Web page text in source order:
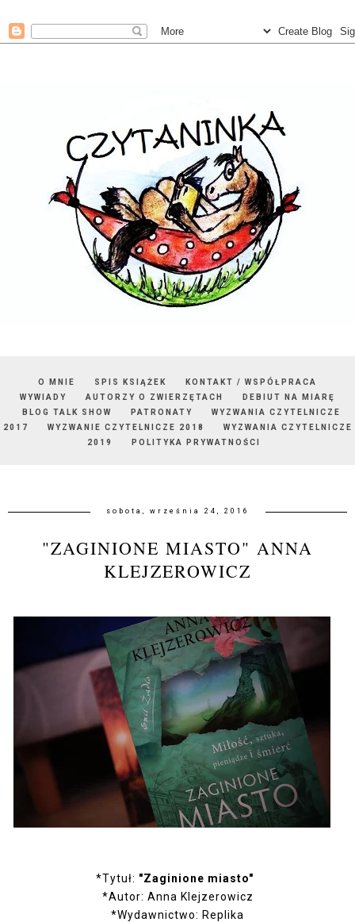
O MNIE SPIS KSIĄŻEK
KONTAKT / WSPÓŁPRACA
WYWIADY
AUTORZY O ZWIERZĘTACH
DEBIUT NA MIARĘ
BLOG TALK SHOW
PATRONATY
WYZWANIA CZYTELNICZE
2017
WYZWANIE CZYTELNICZE 2018
WYZWANIA CZYTELNICZE
2019
POLITYKA PRYWATNOŚCI
sobota, września 24, 2016
"ZAGINIONE MIASTO" ANNA
KLEJZEROWICZ
*Tytuł: "Zaginione miasto"
*Autor: Anna Klejzerowicz
*Wydawnictwo: Replika